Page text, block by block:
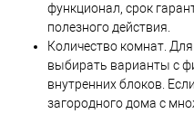
функционал, срок
полезного действия.
Количество комнат.
выбирать варианты с
внутренних блоков.
загородного дома с